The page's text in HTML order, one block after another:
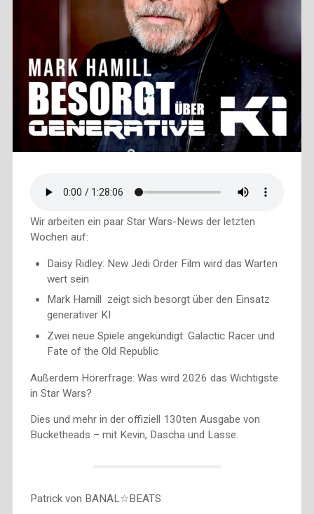
Wir arbeiten ein paar Star Wars-News der letzten
Wochen auf:
Daisy Ridley: New Jedi Order Film wird das Warten
wert sein
Mark Hamill zeigt sich besorgt über den Einsatz
generativer KI
Zwei neue Spiele angekündigt: Galactic Racer und
Fate of the Old Republic
Außerdem Hörerfrage: Was wird 2026 das Wichtigste
in Star Wars?
Dies und mehr in der offiziell 130ten Ausgabe von
Bucketheads – mit Kevin, Dascha und Lasse.
Patrick von BANAL☆BEATS